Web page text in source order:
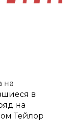
на
в
на
Тейлор